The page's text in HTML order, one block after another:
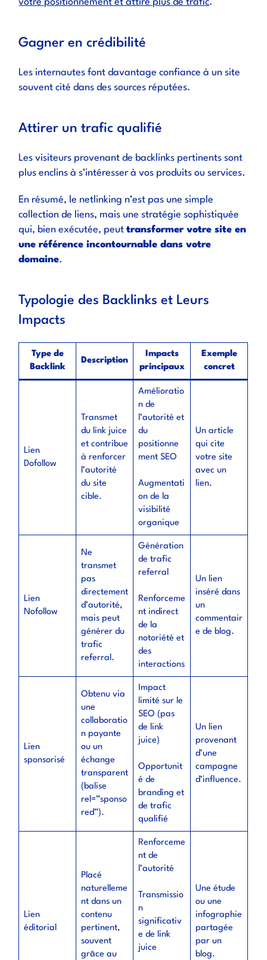
votre positionnement et attire plus de trafic.
Gagner en crédibilité
Les internautes font davantage confiance à un site
souvent cité dans des sources réputées.
Attirer un trafic qualifié
Les visiteurs provenant de backlinks pertinents sont
plus enclins à s’intéresser à vos produits ou services.
En résumé, le netlinking n’est pas une simple
collection de liens, mais une stratégie sophistiquée
qui, bien exécutée, peuttransformer votre site en
une référence incontournable dans votre
domaine.
Typologie des Backlinks et Leurs
Impacts
Type de
Backlink
Description
Impacts
principaux
Exemple
concret
Lien
Dofollow
Transmet
du link juice
et contribue
à renforcer
l’autorité
du site
cible.
Amélioratio
n de
l’autorité et
du
positionne
ment SEO
Augmentati
on de la
visibilité
organique
Un article
qui cite
votre site
avec un
lien.
Lien
Nofollow
Ne
transmet
pas
directement
d’autorité,
mais peut
générer du
trafic
referral.
Génération
de trafic
referral
Renforceme
nt indirect
de la
notoriété et
des
interactions
Un lien
inséré dans
un
commentair
e de blog.
Lien
sponsorisé
Obtenu via
une
collaboratio
n payante
ou un
échange
transparent
(balise
rel=”sponso
red”).
Impact
limité sur le
SEO (pas
de link
juice)
Opportunit
é de
branding et
de trafic
qualifié
Un lien
provenant
d’une
campagne
d’influence.
Lien
éditorial
Placé
naturelleme
nt dans un
contenu
pertinent,
souvent
grâce au
Renforceme
nt de
l’autorité
Transmissio
n
significativ
e de link
juice
Une étude
ou une
infographie
partagée
par un
blog.